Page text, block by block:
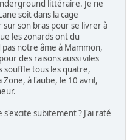
littéraire. Je ne
soit dans la cage
son bras pour se livrer à
les zonards ont du
notre âme à Mammon,
des raisons aussi viles
souffle tous les quatre,
à l'aube, le 10 avril,
subitement ? J'ai raté